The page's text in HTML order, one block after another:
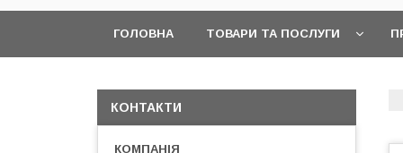
ГОЛОВНА ТОВАРИ ТА ПОСЛУГИ
КОНТАКТИ